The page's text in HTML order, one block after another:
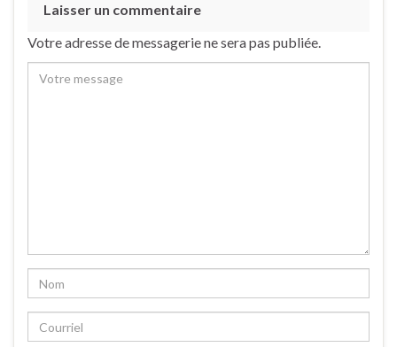
Laisser un commentaire
Votre adresse de messagerie ne sera pas publiée.